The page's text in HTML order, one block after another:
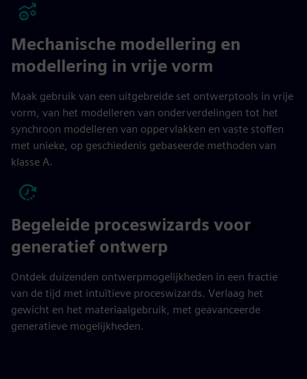
Mechanische modellering en
modellering in vrije vorm
Maak gebruik van een uitgebreide set ontwerptools in vrije
vorm, van het modelleren van onderverdelingen tot het
synchroon modelleren van oppervlakken en vaste stoffen
met unieke, op geschiedenis gebaseerde methoden van
klasse A.
Begeleide proceswizards voor
generatief ontwerp
Ontdek duizenden ontwerpmogelijkheden in een fractie
van de tijd met intuïtieve proceswizards. Verlaag het
gewicht en het materiaalgebruik, met geavanceerde
generatieve mogelijkheden.